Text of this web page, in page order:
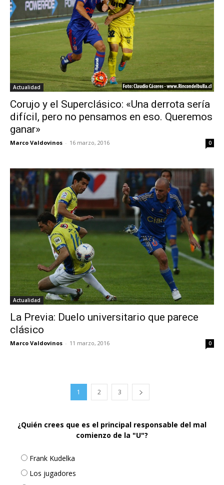
Actualidad
Corujo y el Superclásico: «Una derrota sería
difícil, pero no pensamos en eso. Queremos
ganar»
Marco Valdovinos - 16 marzo, 2016 0
Actualidad
La Previa: Duelo universitario que parece
clásico
Marco Valdovinos - 11 marzo, 2016 0
1 2 3
¿Quién crees que es el principal responsable del mal
comienzo de la "U"?
Frank Kudelka
Los jugadores